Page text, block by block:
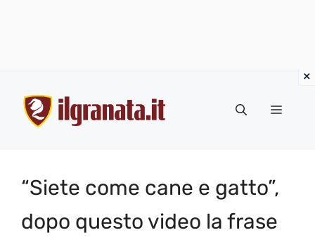
contenuto
Menu
“Siete come cane e gatto”,
dopo questo video la frase